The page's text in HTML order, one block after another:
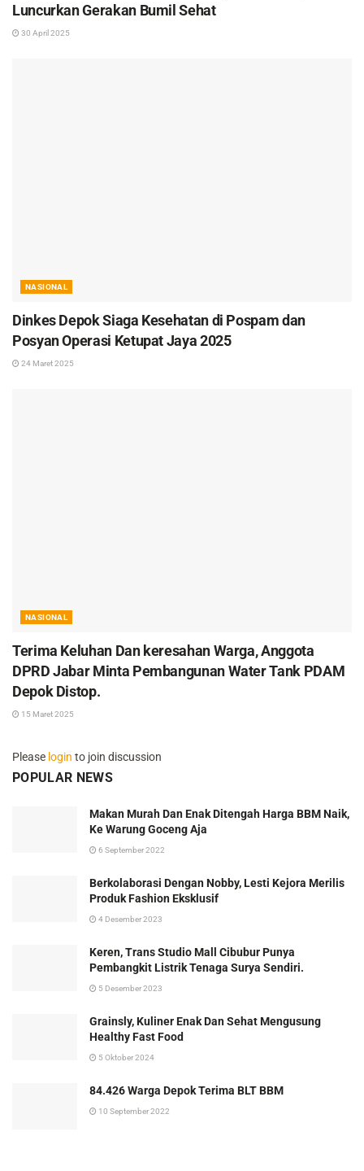
Luncurkan Gerakan Bumil Sehat
30 April 2025
NASIONAL
Dinkes Depok Siaga Kesehatan di Pospam dan
Posyan Operasi Ketupat Jaya 2025
24 Maret 2025
NASIONAL
Terima Keluhan Dan keresahan Warga, Anggota
DPRD Jabar Minta Pembangunan Water Tank PDAM
Depok Distop.
15 Maret 2025
Please login to join discussion
POPULAR NEWS
Makan Murah Dan Enak Ditengah Harga BBM Naik,
Ke Warung Goceng Aja
6 September 2022
Berkolaborasi Dengan Nobby, Lesti Kejora Merilis
Produk Fashion Eksklusif
4 Desember 2023
Keren, Trans Studio Mall Cibubur Punya
Pembangkit Listrik Tenaga Surya Sendiri.
5 Desember 2023
Grainsly, Kuliner Enak Dan Sehat Mengusung
Healthy Fast Food
5 Oktober 2024
84.426 Warga Depok Terima BLT BBM
10 September 2022